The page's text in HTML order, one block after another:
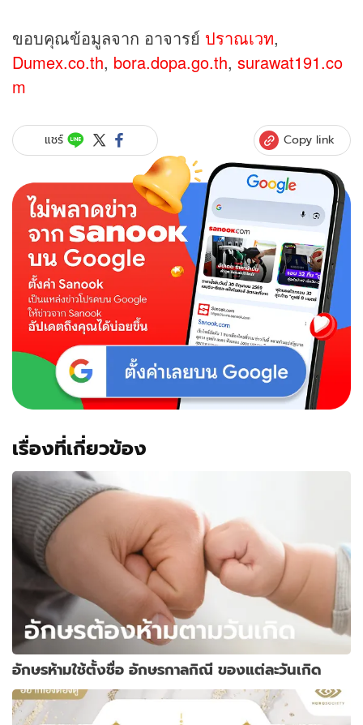
ขอบคุณข้อมูลจาก อาจารย์ ปราณเวท,
Dumex.co.th, bora.dopa.go.th, surawat191.co
m
แชร์ Copy link
เรื่องที่เกี่ยวข้อง
อักษรห้ามใช้ตั้งชื่อ อักษรกาลกิณี ของแต่ละวันเกิด